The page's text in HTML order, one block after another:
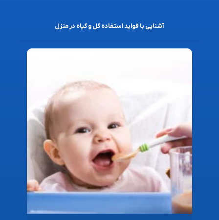
آشنایی با فواید استفاده گل و گیاه در منزل